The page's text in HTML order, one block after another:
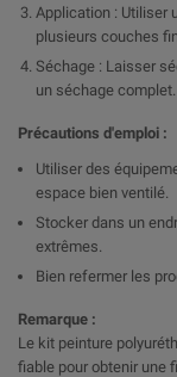
Application : Utiliser
plusieurs couches
Séchage : Laisser
un séchage complet.
Précautions d'emploi :
Utiliser des
espace bien ventilé.
Stocker dans un
extrêmes.
Bien refermer les
Remarque :
Le kit peinture
fiable pour obtenir une